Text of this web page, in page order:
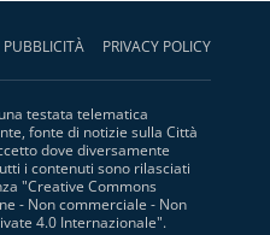
PUBBLICITÀ PRIVACY POLICY
testata telematica
fonte di notizie sulla Città
dove diversamente
i contenuti sono rilasciati
"Creative Commons
- Non commerciale - Non
4.0 Internazionale".